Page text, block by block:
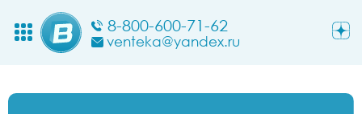
8-800-600-71-62
venteka@yandex.ru